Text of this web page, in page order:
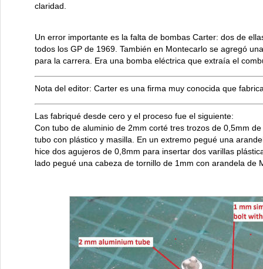
claridad.
Un error importante es la falta de bombas Carter: dos de
todos los GP de 1969. También en Montecarlo se agregó
para la carrera. Era una bomba eléctrica que extraía el
Nota del editor: Carter es una firma muy conocida que
Las fabriqué desde cero y el proceso fue el siguiente:
Con tubo de aluminio de 2mm corté tres trozos de 0,5mm
tubo con plástico y masilla. En un extremo pegué una
hice dos agujeros de 0,8mm para insertar dos varillas
lado pegué una cabeza de tornillo de 1mm con arandela de